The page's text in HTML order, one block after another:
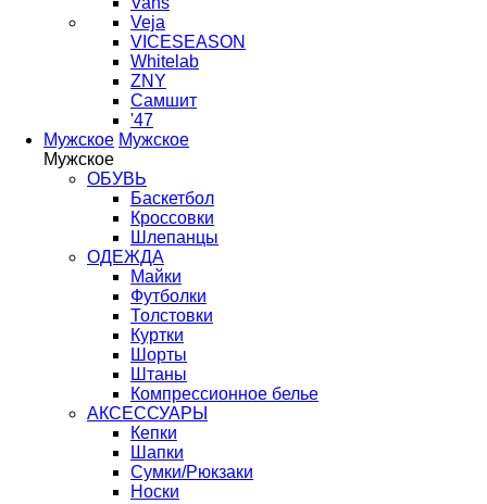
Veja
VICESEASON
Whitelab
ZNY
Самшит
'47
Мужское Мужское
Мужское
ОБУВЬ
Баскетбол
Кроссовки
Шлепанцы
ОДЕЖДА
Майки
Футболки
Толстовки
Куртки
Шорты
Штаны
Компрессионное белье
АКСЕССУАРЫ
Кепки
Шапки
Сумки/Рюкзаки
Носки